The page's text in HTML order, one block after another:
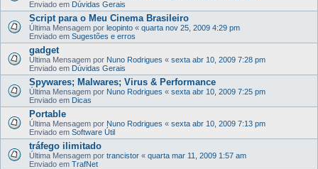
Enviado em Dúvidas Gerais
Script para o Meu Cinema Brasileiro
Última Mensagem por leopinto « quarta nov 25, 2009 4:29 pm
Enviado em Sugestões e erros
gadget
Última Mensagem por Nuno Rodrigues « sexta abr 10, 2009 7:28 pm
Enviado em Dúvidas Gerais
Spywares; Malwares; Virus & Performance
Última Mensagem por Nuno Rodrigues « sexta abr 10, 2009 7:25 pm
Enviado em Dicas
Portable
Última Mensagem por Nuno Rodrigues « sexta abr 10, 2009 7:13 pm
Enviado em Software Útil
tráfego ilimitado
Última Mensagem por trancistor « quarta mar 11, 2009 1:57 am
Enviado em TrafNet